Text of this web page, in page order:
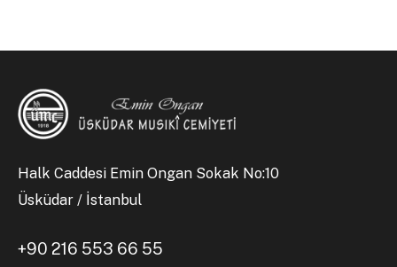
Halk Caddesi Emin Ongan Sokak No:10
Üsküdar / İstanbul
+90 216 553 66 55